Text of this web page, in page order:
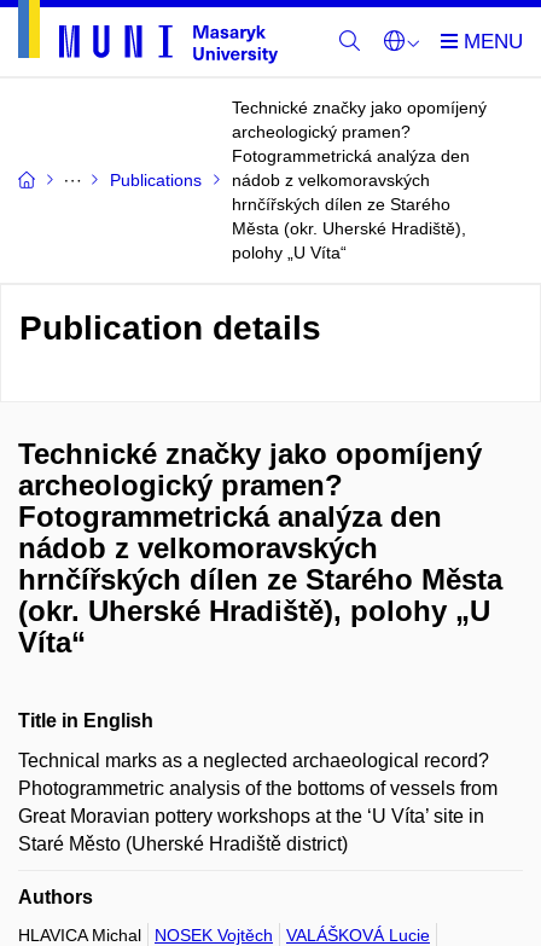
Publications
Technické značky jako opomíjený
archeologický pramen?
Fotogrammetrická analýza den
nádob z velkomoravských
hrnčířských dílen ze Starého
Města (okr. Uherské Hradiště),
polohy „U Víta“
Publication details
Technické značky jako opomíjený
archeologický pramen?
Fotogrammetrická analýza den
nádob z velkomoravských
hrnčířských dílen ze Starého Města
(okr. Uherské Hradiště), polohy „U
Víta“
Title in English
Technical marks as a neglected archaeological record?
Photogrammetric analysis of the bottoms of vessels from
Great Moravian pottery workshops at the ‘U Víta’ site in
Staré Město (Uherské Hradiště district)
Authors
HLAVICA Michal NOSEK Vojtěch
VALÁŠKOVÁ Lucie